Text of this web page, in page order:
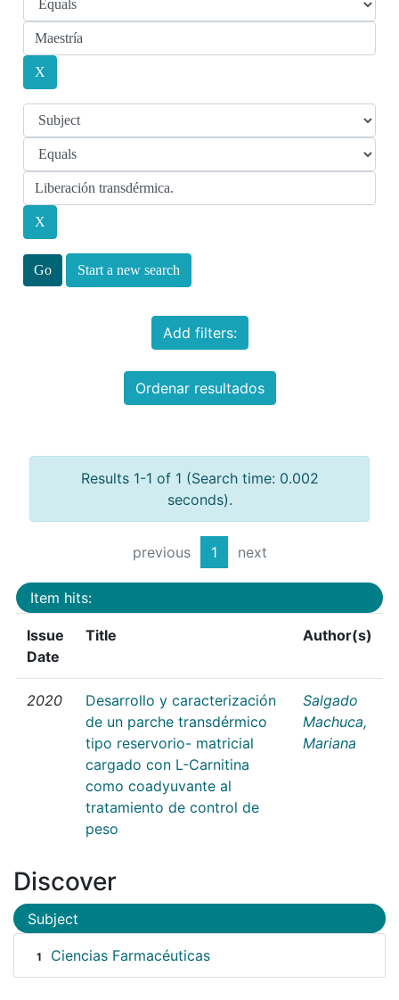
Start a new search
Add filters:
Ordenar resultados
Results 1-1 of 1 (Search time: 0.002
seconds).
previous 1 next
Item hits:
Issue
Date
Title Author(s)
2020
Desarrollo y caracterización
de un parche transdérmico
tipo reservorio- matricial
cargado con L-Carnitina
como coadyuvante al
tratamiento de control de
peso
Salgado
Machuca,
Mariana
Discover
Subject
1 Ciencias Farmacéuticas